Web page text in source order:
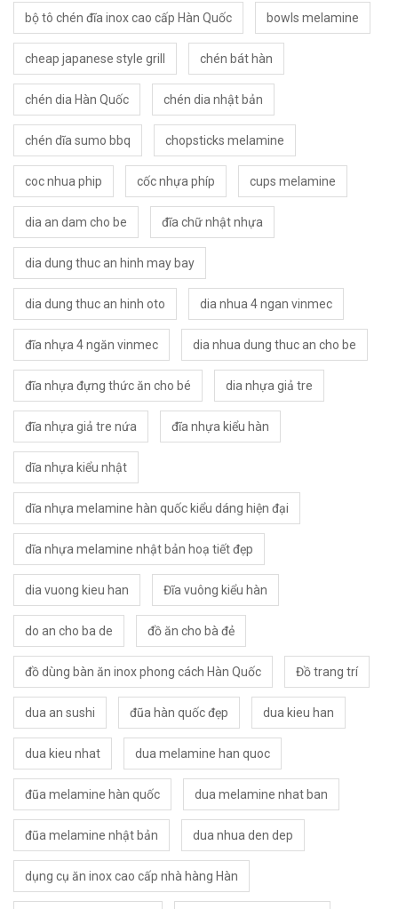
bộ tô chén đĩa inox cao cấp Hàn Quốc bowls melamine
cheap japanese style grill chén bát hàn
chén dia Hàn Quốc chén dia nhật bản
chén dĩa sumo bbq chopsticks melamine
coc nhua phip cốc nhựa phíp cups melamine
dia an dam cho be đĩa chữ nhật nhựa
dia dung thuc an hinh may bay
dia dung thuc an hinh oto dia nhua 4 ngan vinmec
đĩa nhựa 4 ngăn vinmec dia nhua dung thuc an cho be
đĩa nhựa đựng thức ăn cho bé dia nhựa giả tre
đĩa nhựa giả tre nứa đĩa nhựa kiểu hàn
dĩa nhựa kiểu nhật
dĩa nhựa melamine hàn quốc kiểu dáng hiện đại
dĩa nhựa melamine nhật bản hoạ tiết đẹp
dia vuong kieu han Đĩa vuông kiểu hàn
do an cho ba de đồ ăn cho bà đẻ
đồ dùng bàn ăn inox phong cách Hàn Quốc Đồ trang trí
dua an sushi đũa hàn quốc đẹp dua kieu han
dua kieu nhat dua melamine han quoc
đũa melamine hàn quốc dua melamine nhat ban
đũa melamine nhật bản dua nhua den dep
dụng cụ ăn inox cao cấp nhà hàng Hàn